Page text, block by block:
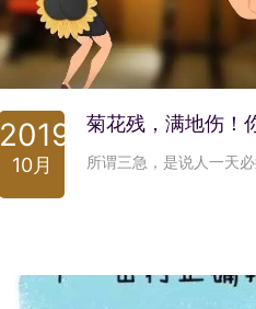
2019
10月
菊花残，满地伤！